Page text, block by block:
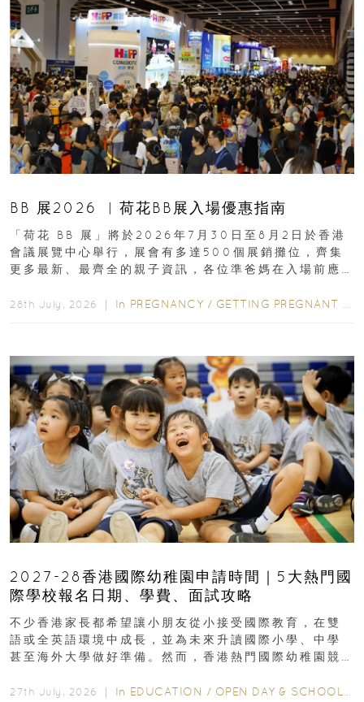
BB 展2026 ︳荷花BB展入場優惠指南
「荷花 BB 展」將於2026年7月30日至8月2日於香港
會議展覽中心舉行，展會有多達500個展銷攤位，齊集
更多最新、最齊全的親子資訊，各位準爸媽在入場前應
28th July, 2026 ｜ In PREGNANCY / GETTING PREGNANT
2027-28香港國際幼稚園申請時間｜5大熱門國
際學校報名日期、學費、面試攻略
不少香港家長都希望讓小朋友從小接受國際教育，在雙
語或全英語環境中成長，並為未來升讀國際小學、中學
甚至海外大學做好準備。然而，香港熱門國際幼稚園競
27th July, 2026 ｜ In EDUCATION / OPEN DAY & SCHOOL EVENTS